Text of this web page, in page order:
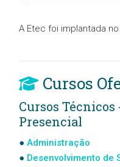
A Etec foi implantada
Cursos
Cursos
Presencial
Administração
Desenvolvimento de